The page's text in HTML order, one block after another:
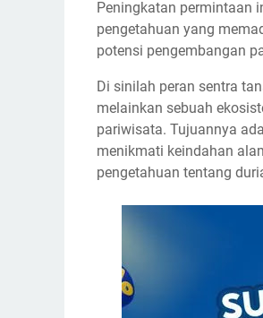
Manfaat Sentra
Tantangan dan Prospek
Peningkatan permintaan
pengetahuan yang
potensi pengembangan
Di sinilah peran sentra
melainkan sebuah
pariwisata. Tujuannya
menikmati keindahan
pengetahuan tentang